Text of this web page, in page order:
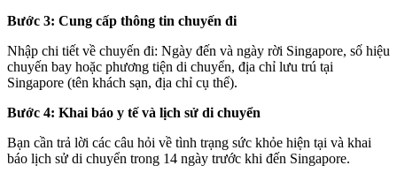
Bước 3: Cung cấp thông tin chuyến đi
Nhập chi tiết về chuyến đi: Ngày đến và ngày rời Singapore, số hiệu
chuyến bay hoặc phương tiện di chuyển, địa chỉ lưu trú tại
Singapore (tên khách sạn, địa chỉ cụ thể).
Bước 4: Khai báo y tế và lịch sử di chuyển
Bạn cần trả lời các câu hỏi về tình trạng sức khỏe hiện tại và khai
báo lịch sử di chuyển trong 14 ngày trước khi đến Singapore.